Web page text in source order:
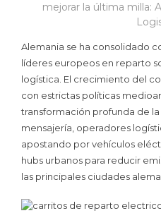
mejorar la última milla:
Alemania se ha consolidado
líderes europeos en reparto
logística. El crecimiento del
con estrictas políticas
transformación profunda de
mensajería, operadores
apostando por vehículos
hubs urbanos para reducir
las principales ciudades